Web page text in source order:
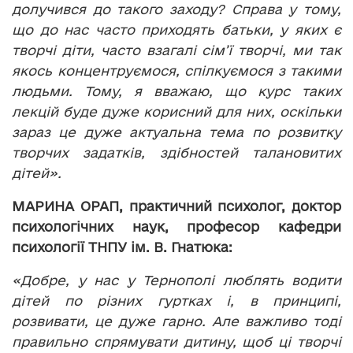
долучився до такого заходу? Справа у тому,
що до нас часто приходять батьки, у яких є
творчі діти, часто взагалі сім’ї творчі, ми так
якось концентруємося, спілкуємося з такими
людьми. Тому, я вважаю, що курс таких
лекцій буде дуже корисний для них, оскільки
зараз це дуже актуальна тема по розвитку
творчих задатків, здібностей талановитих
дітей».
МАРИНА ОРАП, практичний психолог, доктор
психологічних наук, професор кафедри
психології ТНПУ ім. В. Гнатюка:
«Добре, у нас у Тернополі люблять водити
дітей по різних гуртках і, в принципі,
розвивати, це дуже гарно. Але важливо тоді
правильно спрямувати дитину, щоб ці творчі